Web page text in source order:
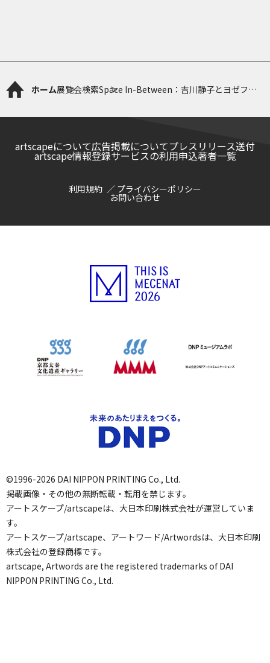
ホーム展覧会検索Space In-Between：吉川静子とヨゼフ・
artscapeについて広告掲載についてプレスリリース送付
artscape情報登録サービスの利用申込著者一覧
利用規約 プライバシーポリシー
お問い合わせ
©1996-2026 DAI NIPPON PRINTING Co., Ltd.
掲載画像・その他の無断転載・転用を禁じます。
アートスケープ/artscapeは、大日本印刷株式会社が運営していま
す。
アートスケープ/artscape、アートワード/Artwordsは、大日本印刷
株式会社の登録商標です。
artscape, Artwords are the registered trademarks of DAI
NIPPON PRINTING Co., Ltd.